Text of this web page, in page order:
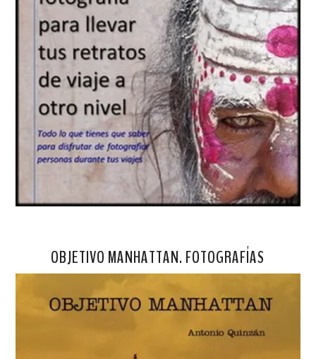
OBJETIVO MANHATTAN. FOTOGRAFÍAS